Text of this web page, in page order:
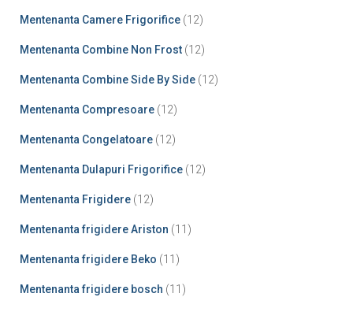
Mentenanta Camere Frigorifice (12)
Mentenanta Combine Non Frost (12)
Mentenanta Combine Side By Side (12)
Mentenanta Compresoare (12)
Mentenanta Congelatoare (12)
Mentenanta Dulapuri Frigorifice (12)
Mentenanta Frigidere (12)
Mentenanta frigidere Ariston (11)
Mentenanta frigidere Beko (11)
Mentenanta frigidere bosch (11)